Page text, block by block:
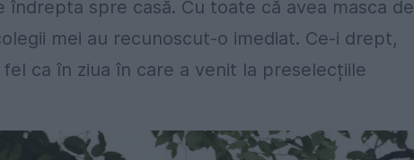
spre casă. Cu toate că avea masca de
mei au recunoscut-o imediat. Ce-i drept,
ca în ziua în care a venit la preselecțiile